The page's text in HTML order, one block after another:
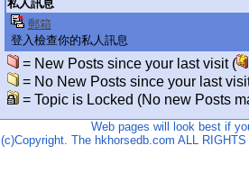
私人訊息
郵箱
登入檢查你的私人訊息
= New Posts since your last visit (
= No New Posts since your last
= Topic is Locked (No new Posts
Web pages will look best if
(c)Copyright. The hkhorsedb.com ALL